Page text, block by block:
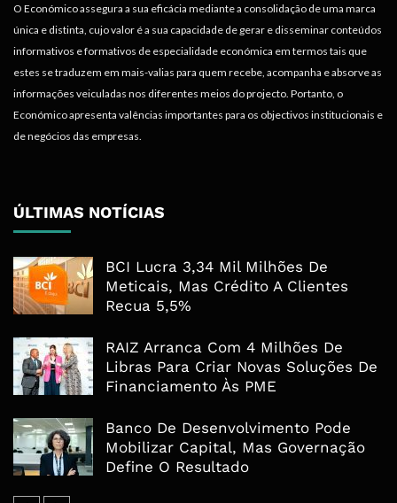
O Económico assegura a sua eficácia mediante a consolidação de uma marca
única e distinta, cujo valor é a sua capacidade de gerar e disseminar conteúdos
informativos e formativos de especialidade económica em termos tais que
estes se traduzem em mais-valias para quem recebe, acompanha e absorve as
informações veiculadas nos diferentes meios do projecto. Portanto, o
Económico apresenta valências importantes para os objectivos institucionais e
de negócios das empresas.
ÚLTIMAS NOTÍCIAS
BCI Lucra 3,34 Mil Milhões De
Meticais, Mas Crédito A Clientes
Recua 5,5%
RAIZ Arranca Com 4 Milhões De
Libras Para Criar Novas Soluções De
Financiamento Às PME
Banco De Desenvolvimento Pode
Mobilizar Capital, Mas Governação
Define O Resultado